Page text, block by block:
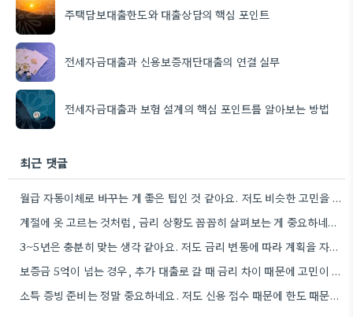
주택담보대출한도와 대출상담의 핵심 포인트
전세자금대출과 신용보증재단대출의 연결 실무
전세자금대출과 보험 설계의 핵심 포인트를 알아보는 방법
최근 댓글
월급 자동이체로 바꾸는 게 좋은 팁인 것 같아요. 저도 비슷한 고민을 하고 있는데, 실제로 금리…
계절에 옷 고르는 것처럼, 금리 상황도 꼼꼼히 살펴보는 게 중요하네요. 특히 장기적으로 대출을 할 때는…
3~5년은 충분히 맞는 생각 같아요. 저도 금리 변동에 따라 계획을 자주 수정하다 보니, 장기적인 관점에서…
보증금 5억이 넘는 경우, 추가 대출로 갈 때 금리 차이 때문에 고민이 많아지네요.
소득 증빙 준비는 정말 중요하네요. 저도 신용 점수 때문에 한도 때문에 고민했던 경험이 있어서, 미리…